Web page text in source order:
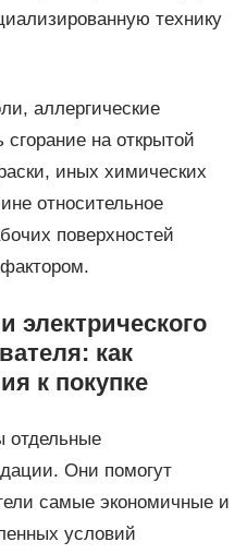
технику
аллергические
на открытой
иных химических
относительное
поверхностей
электрического
как
к покупке
отдельные
Они помогут
самые экономичные и
условий